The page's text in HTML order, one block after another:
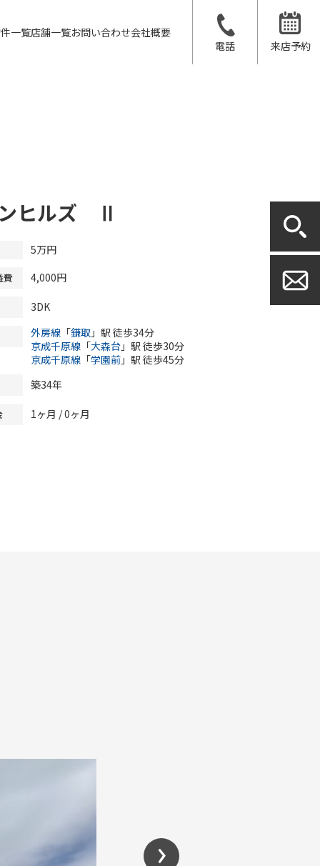
一覧店舗一覧お問い合わせ会社概要
電話
来店予約
ヒルズ Ⅱ
5万円
費 4,000円
3DK
外房線 「鎌取 」駅 徒歩34分
京成千原線 「大森台 」駅 徒歩30分
京成千原線 「学園前 」駅 徒歩45分
築34年
1ヶ月 /0ヶ月